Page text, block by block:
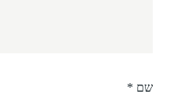
שם *